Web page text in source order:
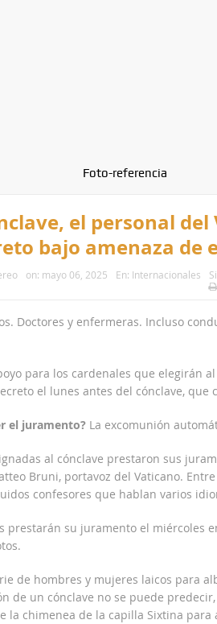
Foto-referencia
el personal
bajo amenaza de
on: mayo 06, 2025 En: Internacionales
Doctores y enfermeras. Incluso
para los cardenales que elegirán
el lunes antes del cónclave, que
el juramento?La excomunión
al cónclave prestaron sus
Bruni, portavoz del Vaticano.
confesores que hablan varios
prestarán su juramento el miércoles
de hombres y mujeres laicos para
de un cónclave no se puede
la chimenea de la capilla Sixtina
Delwin